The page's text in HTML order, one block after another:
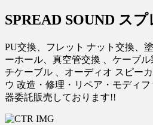
SPREAD SOUND ス
PU交換、フレット ナット交換、
ーホール、真空管交換 、ケーブ
チケーブル 、オーディオ スピー
ウ 改造・修理・リペア・モディ
器委託販売しております!!